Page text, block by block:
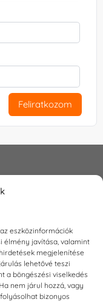
eszközinformációk
élmény javítása, valamint
megjelenítése
lehetővé teszi
a böngészési viselkedés
nem járul hozzá, vagy
bizonyos
Feliratkozom